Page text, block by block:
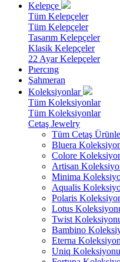
Kelepçe
Tüm Kelepçeler
Tüm Kelepçeler
Tasarım Kelepçeler
Klasik Kelepçeler
22 Ayar Kelepçeler
Pıercıng
Şahmeran
Koleksiyonlar
Tüm Koleksiyonlar
Tüm Koleksiyonlar
Cetaş Jewelry
Tüm Cetaş
Bluera
Colore
Artisan
Minima
Aqualis
Polaris
Lotus
Twist
Bambino
Eterna
Uniq Koleksiyonu